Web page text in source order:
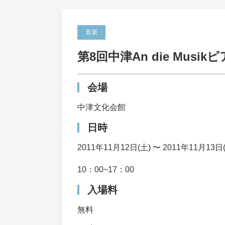
音楽
第8回中津An die Musikピ
会場
中津文化会館
日時
2011年11月12日(土) 〜 2011年11月13日
10：00~17：00
入場料
無料